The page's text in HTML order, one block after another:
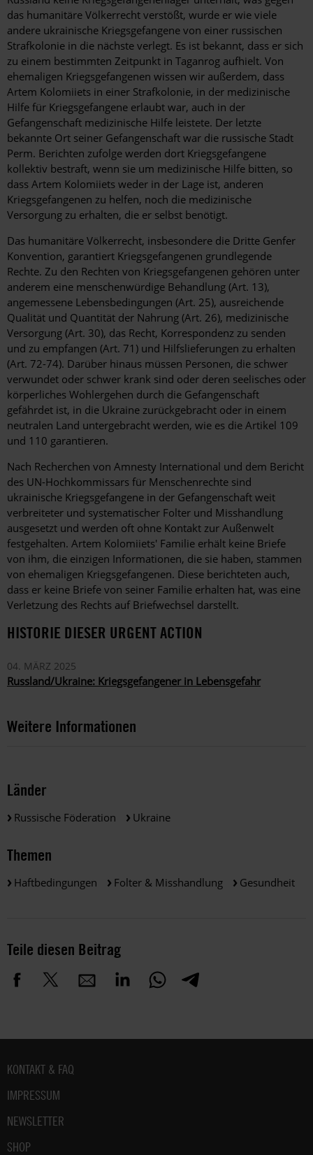
das humanitäre Völkerrecht verstößt, wurde er wie viele
andere ukrainische Kriegsgefangene von einer russischen
Strafkolonie in die nächste verlegt. Es ist bekannt, dass er sich
zu einem bestimmten Zeitpunkt in Taganrog aufhielt. Von
ehemaligen Kriegsgefangenen wissen wir außerdem, dass
Artem Kolomiiets in einer Strafkolonie, in der medizinische
Hilfe für Kriegsgefangene erlaubt war, auch in der
Gefangenschaft medizinische Hilfe leistete. Der letzte
bekannte Ort seiner Gefangenschaft war die russische Stadt
Perm. Berichten zufolge werden dort Kriegsgefangene
kollektiv bestraft, wenn sie um medizinische Hilfe bitten, so
dass Artem Kolomiiets weder in der Lage ist, anderen
Kriegsgefangenen zu helfen, noch die medizinische
Versorgung zu erhalten, die er selbst benötigt.
Das humanitäre Völkerrecht, insbesondere die Dritte Genfer
Konvention, garantiert Kriegsgefangenen grundlegende
Rechte. Zu den Rechten von Kriegsgefangenen gehören unter
anderem eine menschenwürdige Behandlung (Art. 13),
angemessene Lebensbedingungen (Art. 25), ausreichende
Qualität und Quantität der Nahrung (Art. 26), medizinische
Versorgung (Art. 30), das Recht, Korrespondenz zu senden
und zu empfangen (Art. 71) und Hilfslieferungen zu erhalten
(Art. 72-74). Darüber hinaus müssen Personen, die schwer
verwundet oder schwer krank sind oder deren seelisches oder
körperliches Wohlergehen durch die Gefangenschaft
gefährdet ist, in die Ukraine zurückgebracht oder in einem
neutralen Land untergebracht werden, wie es die Artikel 109
und 110 garantieren.
Nach Recherchen von Amnesty International und dem Bericht
des UN-Hochkommissars für Menschenrechte sind
ukrainische Kriegsgefangene in der Gefangenschaft weit
verbreiteter und systematischer Folter und Misshandlung
ausgesetzt und werden oft ohne Kontakt zur Außenwelt
festgehalten. Artem Kolomiiets' Familie erhält keine Briefe
von ihm, die einzigen Informationen, die sie haben, stammen
von ehemaligen Kriegsgefangenen. Diese berichteten auch,
dass er keine Briefe von seiner Familie erhalten hat, was eine
Verletzung des Rechts auf Briefwechsel darstellt.
HISTORIE DIESER URGENT ACTION
04. MÄRZ 2025
Russland/Ukraine: Kriegsgefangener in Lebensgefahr
Weitere Informationen
Länder
Russische Föderation Ukraine
Themen
Haftbedingungen Folter & Misshandlung Gesundheit
Teile diesen Beitrag
Fußbereich
KONTAKT & FAQ
IMPRESSUM
NEWSLETTER
SHOP